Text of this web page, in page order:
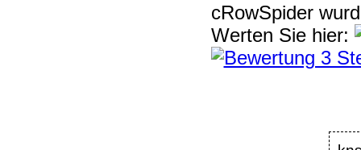
cRowSpider
Werten Sie hier: